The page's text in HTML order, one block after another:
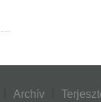
Archív